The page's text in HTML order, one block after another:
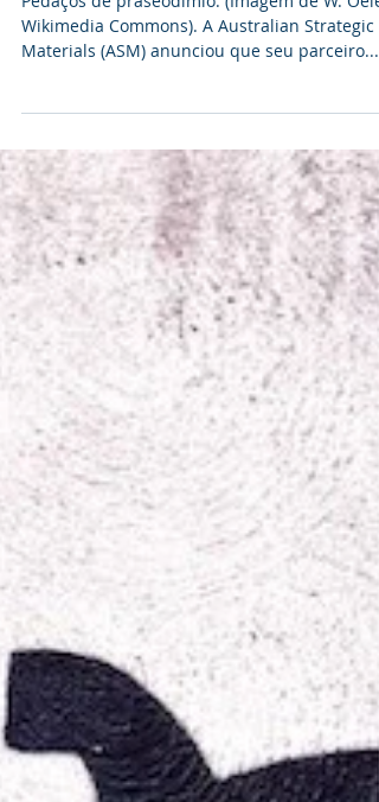
Materials, ZironTech produz
praseodímio de alta pureza
Wikimedia Commons). A Australian Strategic
Materials (ASM) anunciou que seu parceiro...